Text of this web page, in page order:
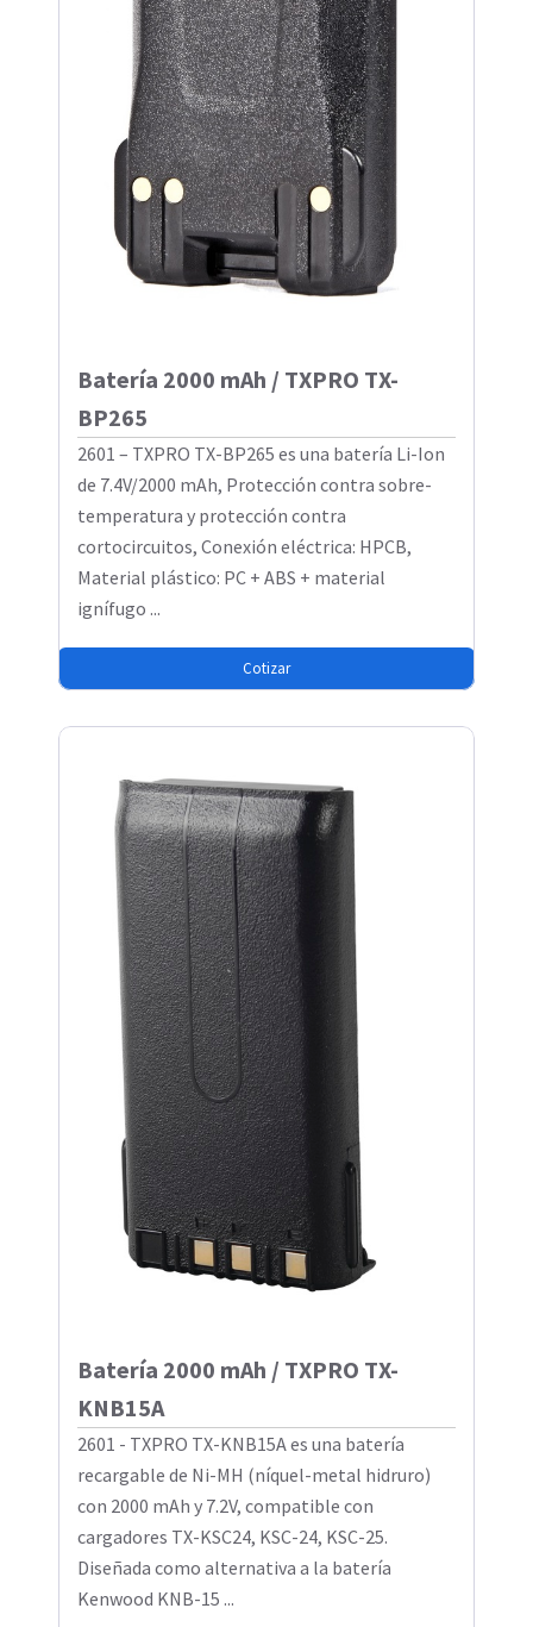
Batería 2000 mAh / TXPRO TX-
BP265
2601 – TXPRO TX-BP265 es una batería Li-Ion
de 7.4V/2000 mAh, Protección contra sobre-
temperatura y protección contra
cortocircuitos, Conexión eléctrica: HPCB,
Material plástico: PC + ABS + material
ignífugo ...
Cotizar
Batería 2000 mAh / TXPRO TX-
KNB15A
2601 - TXPRO TX-KNB15A es una batería
recargable de Ni-MH (níquel-metal hidruro)
con 2000 mAh y 7.2V, compatible con
cargadores TX-KSC24, KSC-24, KSC-25.
Diseñada como alternativa a la batería
Kenwood KNB-15 ...